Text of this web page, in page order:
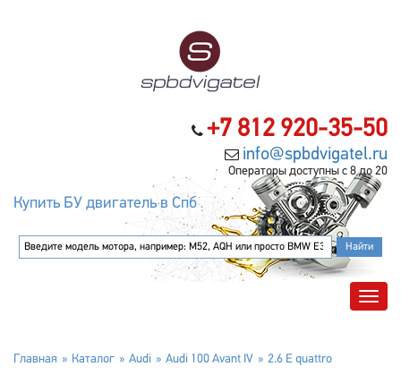
+7 812 920-35-50
info@spbdvigatel.ru
Операторы доступны с 8 до 20
Купить БУ двигатель в Спб
Главная Каталог Audi Audi 100 Avant IV 2.6 E quattro